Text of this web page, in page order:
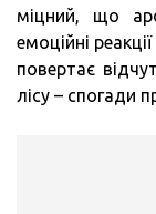
міцний, що
емоційні
повертає
лісу – спогади